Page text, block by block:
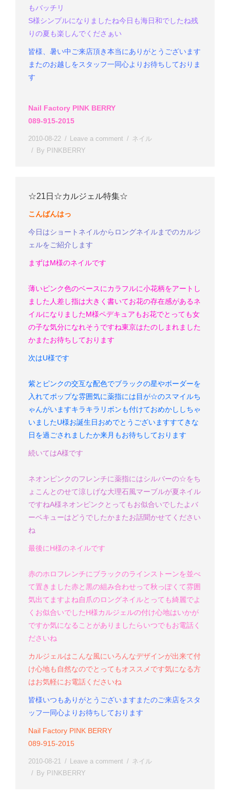
もバッチリ
S様シンプルになりましたね今日も海日和でしたね残
りの夏も楽しんでくださぁい
皆様、暑い中ご来店頂き本当にありがとうございます
またのお越しをスタッフ一同心よりお待ちしておりま
す
Nail Factory PINK BERRY
089-915-2015
2010-08-22 Leave a comment
ネイル
By PINKBERRY
☆21日☆カルジェル特集☆
こんばんはっ
今日はショートネイルからロングネイルまでのカルジ
ェルをご紹介します
まずはM様のネイルです
薄いピンク色のベースにカラフルに小花柄をアートし
ました 人差し指は大きく書いてお花の存在感があるネ
イルになりましたM様ペデキュアもお花でとっても女
の子な気分になれそうですね東京はたのしまれました
かまたお待ちしております
次はU様です
紫とピンクの交互な配色でブラックの星やボーダーを
入れてポップな雰囲気に薬指には目が☆のスマイルち
ゃんがいますキラキラリボンも付けておめかししちゃ
いましたU様お誕生日おめでとうございますすてきな
日を過ごされましたか来月もお待ちしております
続いてはA様です
ネオンピンクのフレンチに薬指にはシルバーの☆をち
ょこんとのせて涼しげな大理石風マーブルが夏ネイル
ですねA様ネオンピンクとってもお似合いでしたよバ
ーベキューはどうでしたかまたお話聞かせてください
ね
最後にH様のネイルです
赤のホロフレンチにブラックのラインストーンを並べ
て置きました赤と黒の組み合わせって秋っぽくて雰囲
気出てますよね自爪のロングネイルとっても綺麗でよ
くお似合いでしたH様カルジェルの付け心地はいかが
ですか気になることがありましたらいつでもお電話く
ださいね
カルジェルはこんな風にいろんなデザインが出来て付
け心地も自然なのでとってもオススメです気になる方
はお気軽にお電話くださいね
皆様いつもありがとうございます またのご来店をスタ
ッフ一同心よりお待ちしております
Nail Factory PINK BERRY
089-915-2015
2010-08-21 Leave a comment
ネイル
By PINKBERRY